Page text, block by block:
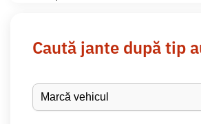
Caută jante după tip